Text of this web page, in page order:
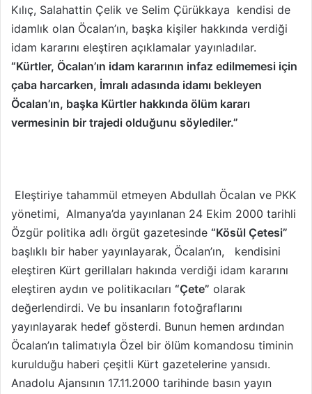
Kılıç, Salahattin Çelik ve Selim Çürükkaya kendisi de
idamlık olan Öcalan’ın, başka kişiler hakkında verdiği
idam kararını eleştiren açıklamalar yayınladılar.
“Kürtler, Öcalan’ın idam kararının infaz edilmemesi için
çaba harcarken, İmralı adasında idamı bekleyen
Öcalan’ın, başka Kürtler hakkında ölüm kararı
vermesinin bir trajedi olduğunu söylediler.”
Eleştiriye tahammül etmeyen Abdullah Öcalan ve PKK
yönetimi, Almanya’da yayınlanan 24 Ekim 2000 tarihli
Özgür politika adlı örgüt gazetesinde “Kösül Çetesi”
başlıklı bir haber yayınlayarak, Öcalan’ın, kendisini
eleştiren Kürt gerillaları hakında verdiği idam kararını
eleştiren aydın ve politikacıları “Çete” olarak
değerlendirdi. Ve bu insanların fotoğraflarını
yayınlayarak hedef gösterdi. Bunun hemen ardından
Öcalan’ın talimatıyla Özel bir ölüm komandosu timinin
kurulduğu haberi çeşitli Kürt gazetelerine yansıdı.
Anadolu Ajansının 17.11.2000 tarihinde basın yayın